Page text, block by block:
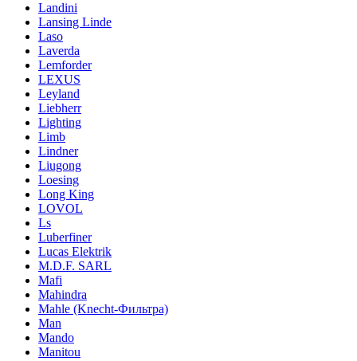
Landini
Lansing Linde
Laso
Laverda
Lemforder
LEXUS
Leyland
Liebherr
Lighting
Limb
Lindner
Liugong
Loesing
Long King
LOVOL
Ls
Luberfiner
Lucas Elektrik
M.D.F. SARL
Mafi
Mahindra
Mahle (Knecht-Фильтра)
Man
Mando
Manitou